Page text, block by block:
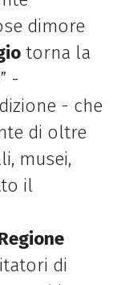
dimore
torna la
-
- che
di oltre
musei,
il
di